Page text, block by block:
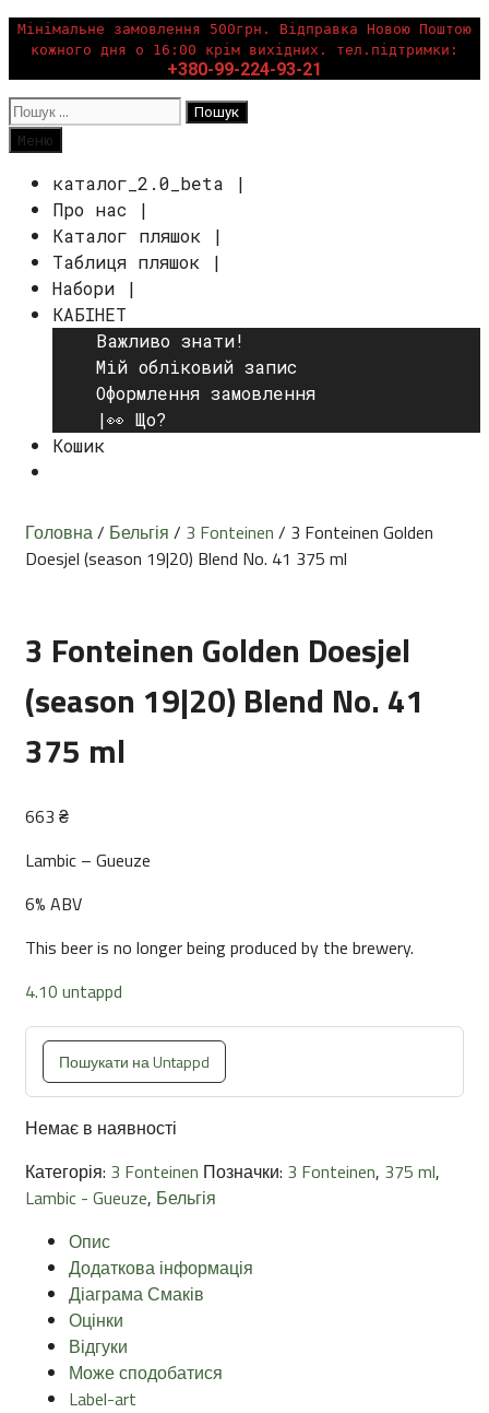
Перейти
вмісту
Мінімальне замовлення 500грн. Відправка Новою Поштою
кожного дня о 16:00 крім вихідних. тел.підтримки:
+380-99-224-93-21
Пошук:
Пошук
Меню
каталог_2.0_beta |
Про нас |
Каталог пляшок |
Таблиця пляшок |
Набори |
КАБІНЕТ
Важливо знати!
Мій обліковий запис
Оформлення замовлення
|👀 Що?
Кошик
Головна/ Бельгія / 3 Fonteinen / 3 Fonteinen Golden
Doesjel (season 19|20) Blend No. 41 375 ml
3 Fonteinen Golden Doesjel
(season 19|20) Blend No. 41
375 ml
663 ₴
Lambic – Gueuze
6% ABV
This beer is no longer being produced by the brewery.
4.10 untappd
Пошукати на Untappd
Немає в наявності
Категорія: 3 Fonteinen Позначки: 3 Fonteinen, 375 ml,
Lambic - Gueuze, Бельгія
Опис
Додаткова інформація
Діаграма Смаків
Оцінки
Відгуки
Може сподобатися
Label-art